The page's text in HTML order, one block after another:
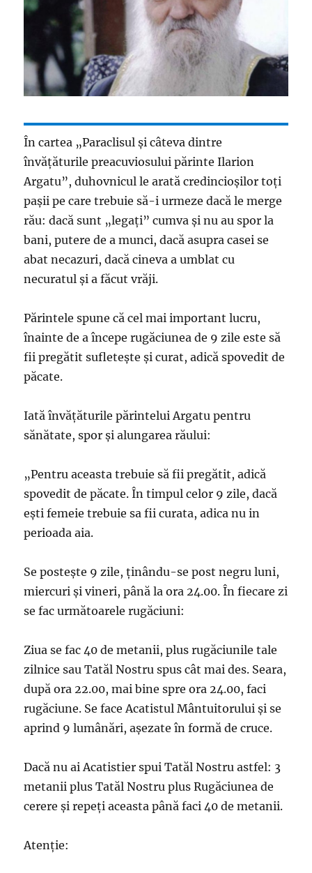
În cartea „Paraclisul şi câteva dintre
învăţăturile preacuviosului părinte Ilarion
Argatu”, duhovnicul le arată credincioşilor toţi
paşii pe care trebuie să-i urmeze dacă le merge
rău: dacă sunt „legaţi” cumva şi nu au spor la
bani, putere de a munci, dacă asupra casei se
abat necazuri, dacă cineva a umblat cu
necuratul şi a făcut vrăji.
Părintele spune că cel mai important lucru,
înainte de a începe rugăciunea de 9 zile este să
fii pregătit sufleteşte şi curat, adică spovedit de
păcate.
Iată învăţăturile părintelui Argatu pentru
sănătate, spor şi alungarea răului:
„Pentru aceasta trebuie să fii pregătit, adică
spovedit de păcate. În timpul celor 9 zile, dacă
eşti femeie trebuie sa fii curata, adica nu in
perioada aia.
Se posteşte 9 zile, ţinându-se post negru luni,
miercuri şi vineri, până la ora 24.00. În fiecare zi
se fac următoarele rugăciuni:
Ziua se fac 40 de metanii, plus rugăciunile tale
zilnice sau Tatăl Nostru spus cât mai des. Seara,
după ora 22.00, mai bine spre ora 24.00, faci
rugăciune. Se face Acatistul Mântuitorului şi se
aprind 9 lumânări, aşezate în formă de cruce.
Dacă nu ai Acatistier spui Tatăl Nostru astfel: 3
metanii plus Tatăl Nostru plus Rugăciunea de
cerere şi repeţi aceasta până faci 40 de metanii.
Atenţie: